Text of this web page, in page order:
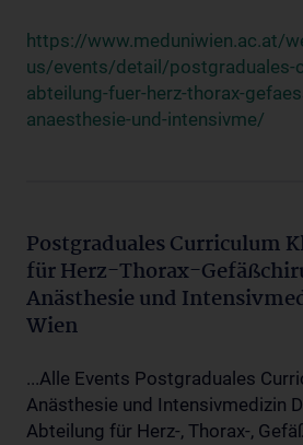
https://www.meduniwien.ac.at/
us/events/detail/postgraduales-
abteilung-fuer-herz-thorax-
anaesthesie-und-intensivme/
Postgraduales Curriculum
für Herz-Thorax-
Anästhesie und
Wien
...Alle Events Postgraduales
Anästhesie und Intensivmedizin
Abteilung für Herz-, Thorax-,